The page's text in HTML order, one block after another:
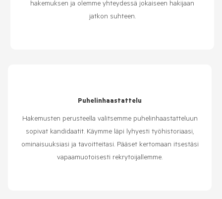
hakemuksen ja olemme yhteydessä jokaiseen hakijaan
jatkon suhteen.
Puhelinhaastattelu
Hakemusten perusteella valitsemme puhelinhaastatteluun
sopivat kandidaatit. Käymme läpi lyhyesti työhistoriaasi,
ominaisuuksiasi ja tavoitteitasi. Pääset kertomaan itsestäsi
vapaamuotoisesti rekrytoijallemme.